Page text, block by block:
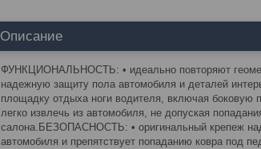
Описание
ФУНКЦИОНАЛЬНОСТЬ: • идеально повторяют
надежную защиту пола автомобиля и деталей
площадку отдыха ноги водителя, включая боковую
легко извлечь из автомобиля, не допуская
салона.БЕЗОПАСНОСТЬ: • оригинальный крепеж
автомобиля и препятствует попаданию ковра под